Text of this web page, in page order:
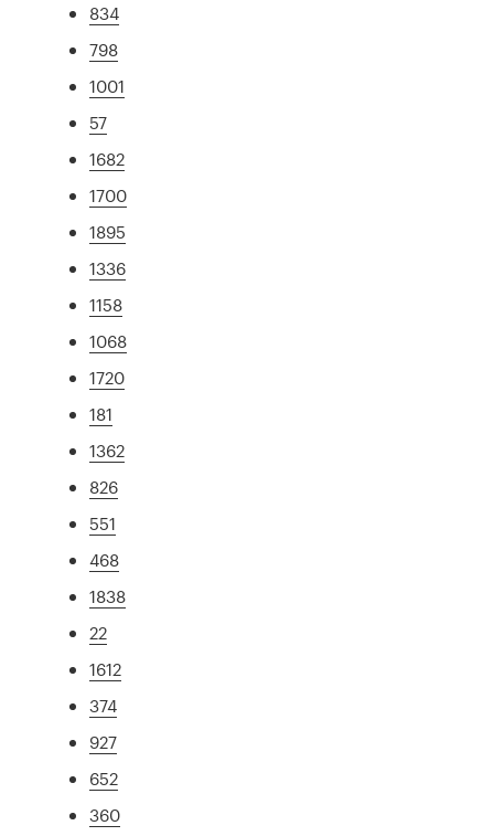
834
798
1001
57
1682
1700
1895
1336
1158
1068
1720
181
1362
826
551
468
1838
22
1612
374
927
652
360